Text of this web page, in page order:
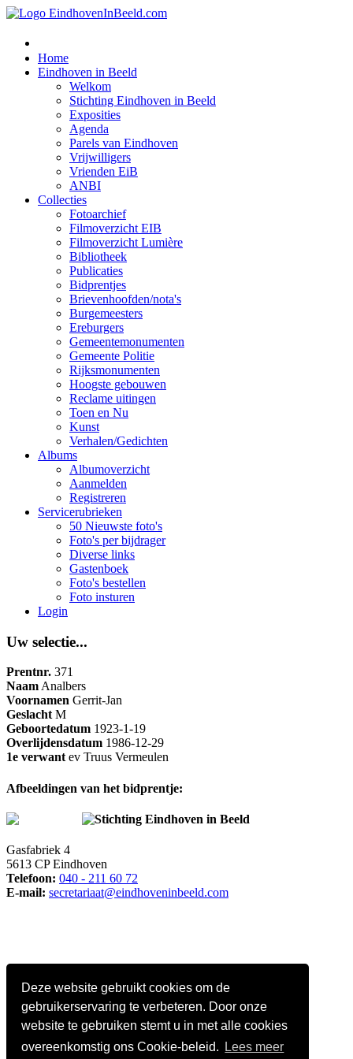
Deze website gebruikt cookies om de
gebruikerservaring te verbeteren. Door onze
website te gebruiken stemt u in met alle cookies
overeenkomstig ons Cookie-beleid.
Lees meer
Home
Eindhoven in Beeld
Welkom
Stichting Eindhoven in Beeld
Exposities
Agenda
Parels van Eindhoven
Vrijwilligers
Vrienden EiB
ANBI
Collecties
Fotoarchief
Filmoverzicht EIB
Filmoverzicht Lumière
Bibliotheek
Publicaties
Bidprentjes
Brievenhoofden/nota's
Burgemeesters
Ereburgers
Gemeentemonumenten
Gemeente Politie
Rijksmonumenten
Hoogste gebouwen
Reclame uitingen
Toen en Nu
Kunst
Verhalen/Gedichten
Albums
Albumoverzicht
Aanmelden
Registreren
Servicerubrieken
50 Nieuwste foto's
Foto's per bijdrager
Diverse links
Gastenboek
Foto's bestellen
Foto insturen
Login
Uw selectie...
Prentnr. 371
NaamAnalbers
Voornamen Gerrit-Jan
GeslachtM
Geboortedatum 1923-1-19
Overlijdensdatum 1986-12-29
1e verwantev Truus Vermeulen
Afbeeldingen van het bidprentje:
Stichting Eindhoven in Beeld
Gasfabriek 4
5613 CP Eindhoven
Telefoon: 040 - 211 60 72
E-mail: secretariaat@eindhoveninbeeld.com